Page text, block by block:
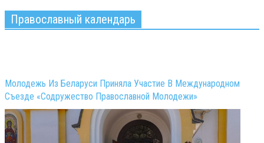
Православный календарь
Молодежь Из Беларуси Приняла Участие В Международном
Съезде «Содружество Православной Молодежи»